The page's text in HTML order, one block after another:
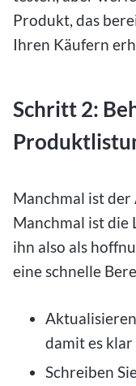
Produkt, das
Ihren Käufern
Schritt 2:
Manchmal ist
Manchmal ist die
ihn also als
eine schnelle
damit es
Schreiben